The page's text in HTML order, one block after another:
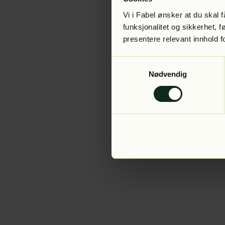
Vi i Fabel ønsker at du skal
funksjonalitet og sikkerhet,
presentere relevant innhold
Nødvendig
Application